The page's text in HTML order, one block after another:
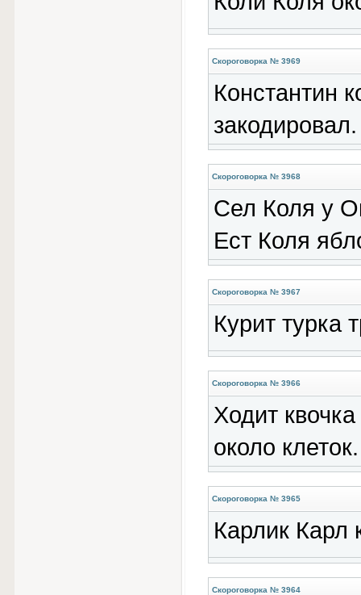
Скороговорка № 3969
Константин
закодировал.
Скороговорка № 3968
Сел Коля у
Ест Коля
Скороговорка № 3967
Курит турка
Скороговорка № 3966
Ходит
около клеток.
Скороговорка № 3965
Карлик Карл
Скороговорка № 3964